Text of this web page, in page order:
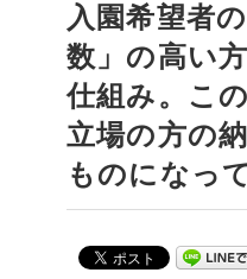
入園希望者
数」の高い
仕組み。こ
立場の方の
ものになっ